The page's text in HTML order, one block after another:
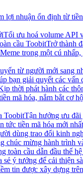
lợi nhuận ổn định từ
Tối ưu hoá volume API
cầu ToobitTrở thành
Meme trong một cú
từ người mới sang
bạn giải quyết các vấn
thời phát hành các
mã hóa, nắm bắt cơ
ToobitTận hưởng ưu đãi
tức tiền mã hóa mới nhất
dùng trao đổi kinh
chúc mừng hành trình
toàn cầu dẫn đầu thế
sẻ ý tưởng để cải thiện
tin được xây dựng